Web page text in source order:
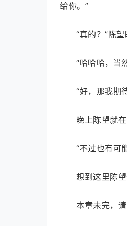
给你。”
“真的？”陈
“哈哈哈，当
“好，那我期
晚上陈望就
“不过也有可
想到这里陈
本章未完，